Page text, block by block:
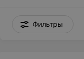
Фильтры